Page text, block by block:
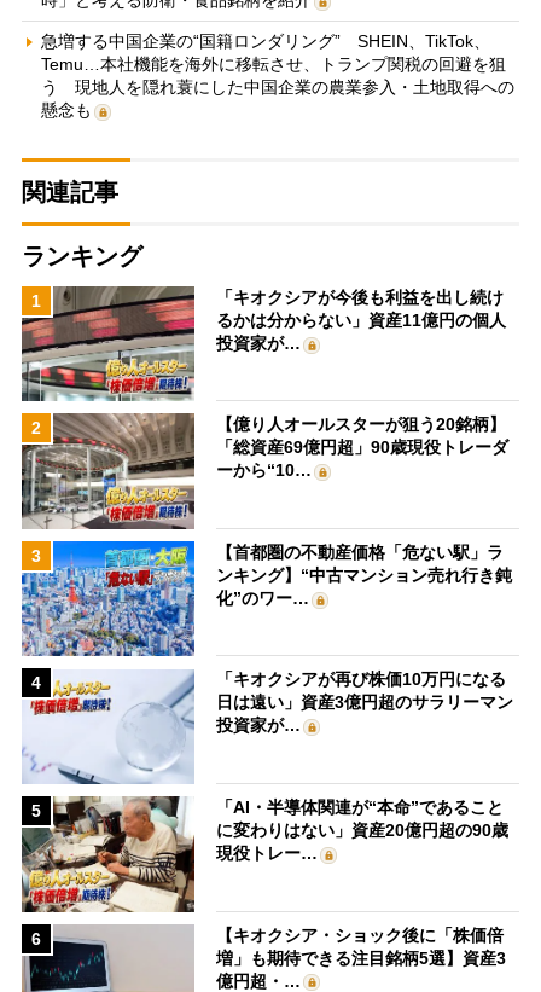
急増する中国企業の“国籍ロンダリング” SHEIN、TikTok、
Temu…本社機能を海外に移転させ、トランプ関税の回避を狙
う 現地人を隠れ蓑にした中国企業の農業参入・土地取得への
懸念も
関連記事
ランキング
1
「キオクシアが今後も利益を出し続け
るかは分からない」資産11億円の個人
投資家が…
2
【億り人オールスターが狙う20銘柄】
「総資産69億円超」90歳現役トレーダ
ーから“10…
3
【首都圏の不動産価格「危ない駅」ラ
ンキング】“中古マンション売れ行き鈍
化”のワー…
4
「キオクシアが再び株価10万円になる
日は遠い」資産3億円超のサラリーマン
投資家が…
5
「AI・半導体関連が“本命”であること
に変わりはない」資産20億円超の90歳
現役トレー…
6
【キオクシア・ショック後に「株価倍
増」も期待できる注目銘柄5選】資産3
億円超・…